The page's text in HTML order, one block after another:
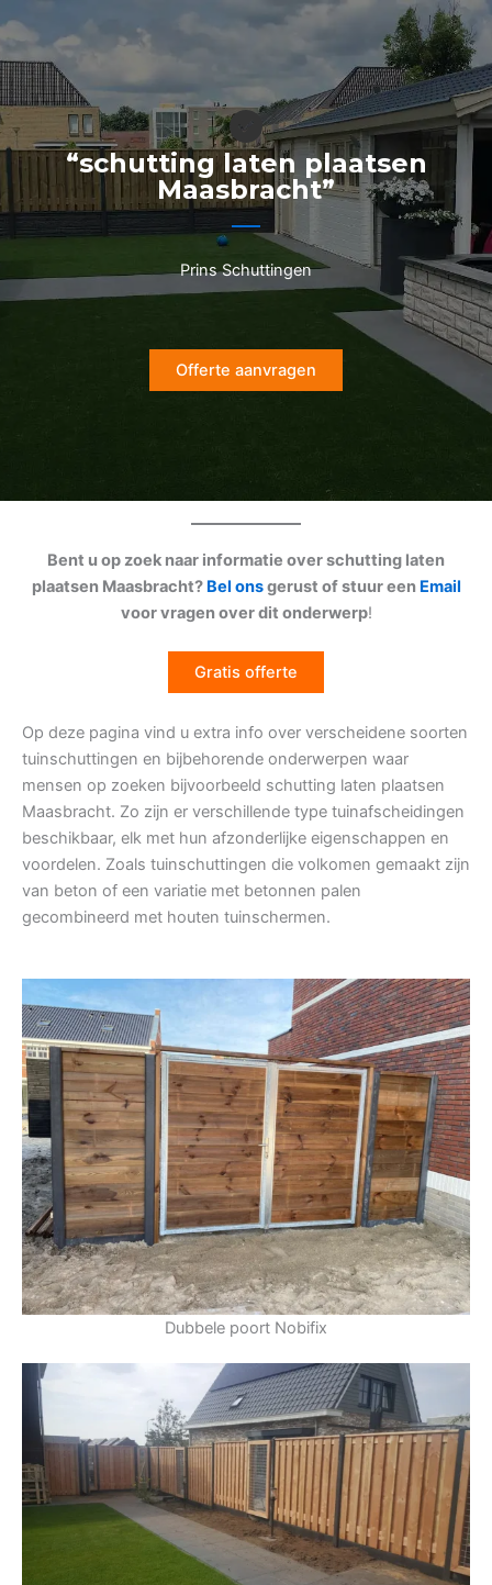
naar
de
inhoud
“schutting laten plaatsen
Maasbracht”
Prins Schuttingen
Offerte aanvragen
Bent u op zoek naar informatie over schutting laten
plaatsen Maasbracht? Bel onsgerust of stuur een Email
voor vragen over dit onderwerp!
Gratis offerte
Op deze pagina vind u extra info over verscheidene soorten
tuinschuttingen en bijbehorende onderwerpen waar
mensen op zoeken bijvoorbeeld schutting laten plaatsen
Maasbracht. Zo zijn er verschillende type tuinafscheidingen
beschikbaar, elk met hun afzonderlijke eigenschappen en
voordelen. Zoals tuinschuttingen die volkomen gemaakt zijn
van beton of een variatie met betonnen palen
gecombineerd met houten tuinschermen.
Dubbele poort Nobifix